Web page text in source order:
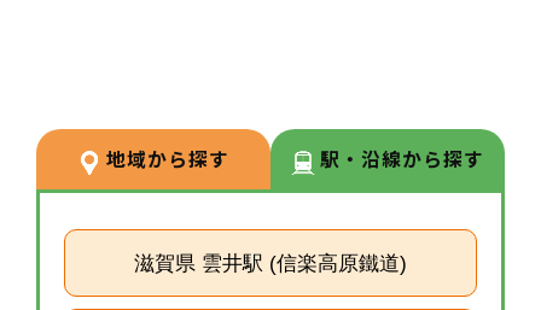
ーターや研修など＋αの業務チャ
レンジの可能性もございます。
地域から探す 駅・沿線から探す
滋賀県 雲井駅 (信楽高原鐵道)